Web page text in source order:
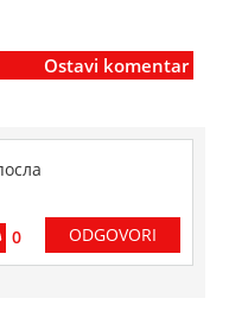
Ostavi komentar
0 ODGOVORI